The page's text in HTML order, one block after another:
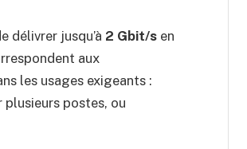
délivrer jusqu’à 2 Gbit/s en
aux
les usages exigeants :
postes, ou